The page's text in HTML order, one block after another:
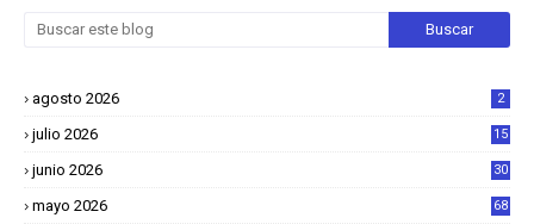
agosto 2026 2
julio 2026 15
junio 2026 30
mayo 2026 68